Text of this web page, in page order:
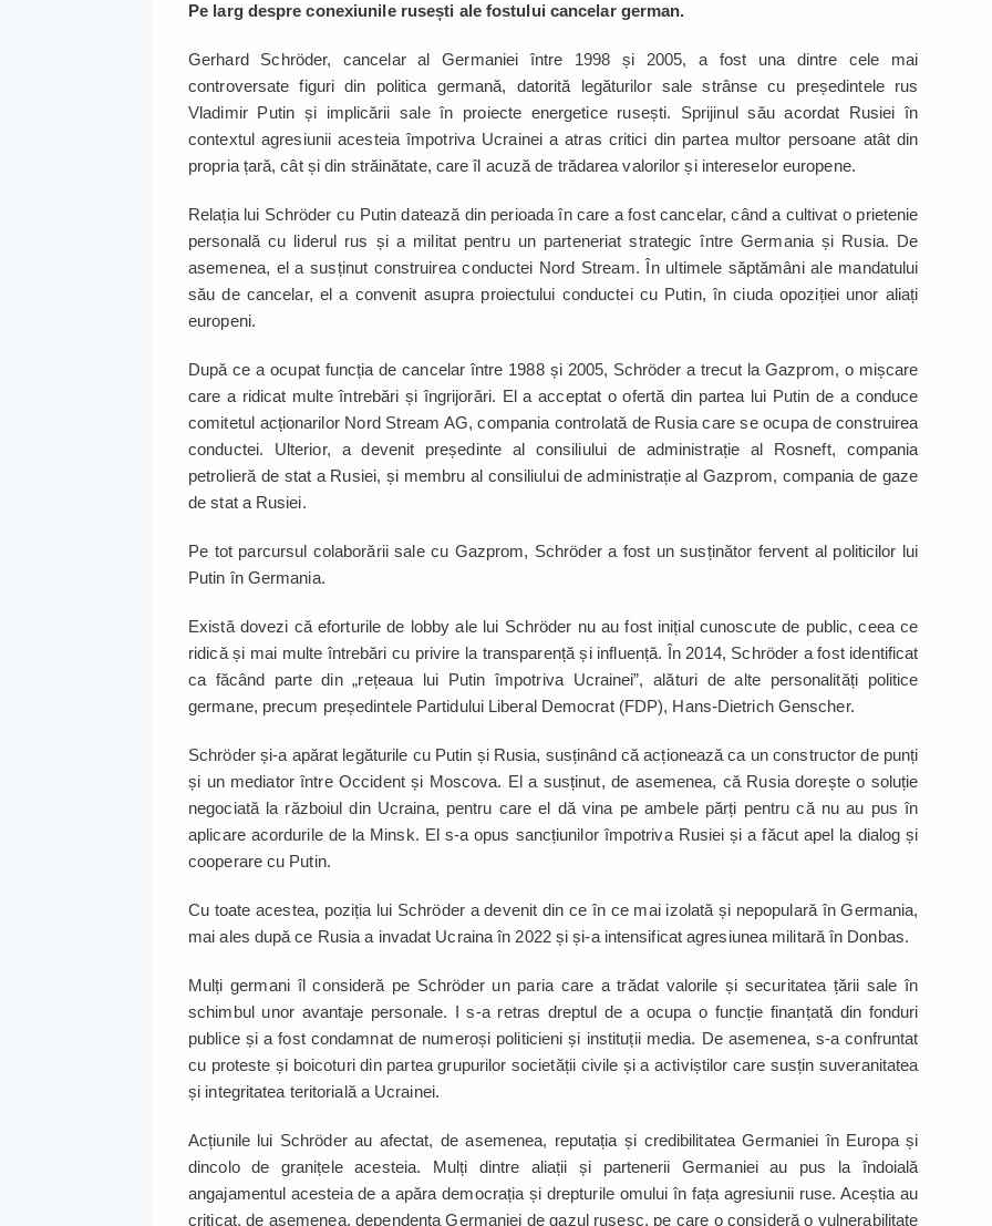
Pe larg despre conexiunile rusești ale fostului cancelar german.
Gerhard Schröder, cancelar al Germaniei între 1998 și 2005, a fost una dintre cele mai
controversate figuri din politica germană, datorită legăturilor sale strânse cu președintele rus
Vladimir Putin și implicării sale în proiecte energetice rusești. Sprijinul său acordat Rusiei în
contextul agresiunii acesteia împotriva Ucrainei a atras critici din partea multor persoane atât din
propria țară, cât și din străinătate, care îl acuză de trădarea valorilor și intereselor europene.
Relația lui Schröder cu Putin datează din perioada în care a fost cancelar, când a cultivat o prietenie
personală cu liderul rus și a militat pentru un parteneriat strategic între Germania și Rusia. De
asemenea, el a susținut construirea conductei Nord Stream. În ultimele săptămâni ale mandatului
său de cancelar, el a convenit asupra proiectului conductei cu Putin, în ciuda opoziției unor aliați
europeni.
După ce a ocupat funcția de cancelar între 1988 și 2005, Schröder a trecut la Gazprom, o mișcare
care a ridicat multe întrebări și îngrijorări. El a acceptat o ofertă din partea lui Putin de a conduce
comitetul acționarilor Nord Stream AG, compania controlată de Rusia care se ocupa de construirea
conductei. Ulterior, a devenit președinte al consiliului de administrație al Rosneft, compania
petrolieră de stat a Rusiei, și membru al consiliului de administrație al Gazprom, compania de gaze
de stat a Rusiei.
Pe tot parcursul colaborării sale cu Gazprom, Schröder a fost un susținător fervent al politicilor lui
Putin în Germania.
Există dovezi că eforturile de lobby ale lui Schröder nu au fost inițial cunoscute de public, ceea ce
ridică și mai multe întrebări cu privire la transparență și influență. În 2014, Schröder a fost identificat
ca făcând parte din „rețeaua lui Putin împotriva Ucrainei”, alături de alte personalități politice
germane, precum președintele Partidului Liberal Democrat (FDP), Hans-Dietrich Genscher.
Schröder și-a apărat legăturile cu Putin și Rusia, susținând că acționează ca un constructor de punți
și un mediator între Occident și Moscova. El a susținut, de asemenea, că Rusia dorește o soluție
negociată la războiul din Ucraina, pentru care el dă vina pe ambele părți pentru că nu au pus în
aplicare acordurile de la Minsk. El s-a opus sancțiunilor împotriva Rusiei și a făcut apel la dialog și
cooperare cu Putin.
Cu toate acestea, poziția lui Schröder a devenit din ce în ce mai izolată și nepopulară în Germania,
mai ales după ce Rusia a invadat Ucraina în 2022 și și-a intensificat agresiunea militară în Donbas.
Mulți germani îl consideră pe Schröder un paria care a trădat valorile și securitatea țării sale în
schimbul unor avantaje personale. I s-a retras dreptul de a ocupa o funcție finanțată din fonduri
publice și a fost condamnat de numeroși politicieni și instituții media. De asemenea, s-a confruntat
cu proteste și boicoturi din partea grupurilor societății civile și a activiștilor care susțin suveranitatea
și integritatea teritorială a Ucrainei.
Acțiunile lui Schröder au afectat, de asemenea, reputația și credibilitatea Germaniei în Europa și
dincolo de granițele acesteia. Mulți dintre aliații și partenerii Germaniei au pus la îndoială
angajamentul acesteia de a apăra democrația și drepturile omului în fața agresiunii ruse. Aceștia au
criticat, de asemenea, dependența Germaniei de gazul rusesc, pe care o consideră o vulnerabilitate